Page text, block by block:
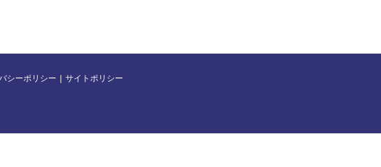
シーポリシー サイトポリシー